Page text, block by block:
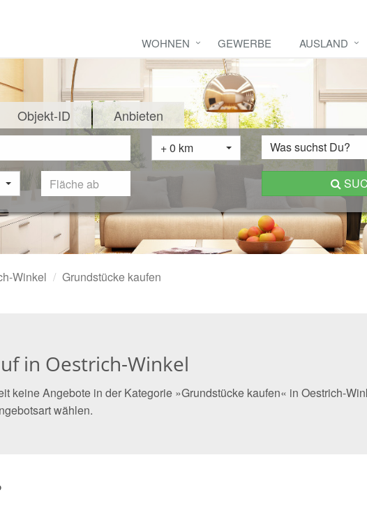
WOHNEN GEWERBE AUSLAND
Objekt-ID Anbieten
+ 0 km Was suchst Du?
Winkel Grundstücke kaufen
in Oestrich-Winkel
keine Angebote in der Kategorie »Grundstücke kaufen« in Oestrich-
wählen.